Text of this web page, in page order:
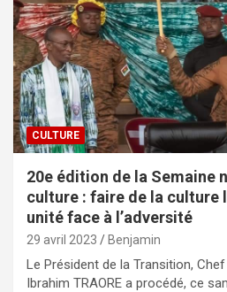
CULTURE
20e édition de la Semaine
culture : faire de la culture
unité face à l’adversité
29 avril 2023 Benjamin
Le Président de la Transition, Chef
Ibrahim TRAORE a procédé, ce